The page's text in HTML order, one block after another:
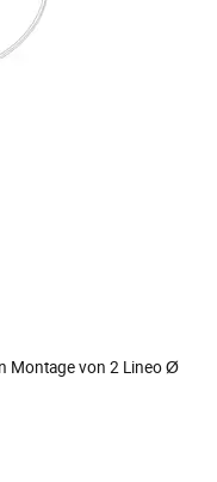
Montage von 2 Lineo Ø